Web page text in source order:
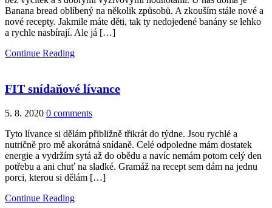
Banana bread oblíbený na několik způsobů. A zkouším stále nové a
nové recepty. Jakmile máte děti, tak ty nedojedené banány se lehko
a rychle nasbírají. Ale já […]
Continue Reading
FIT snídaňové lívance
5. 8. 2020 0 comments
Tyto lívance si dělám přibližně třikrát do týdne. Jsou rychlé a
nutričně pro mě akorátná snídaně. Celé odpoledne mám dostatek
energie a vydržím sytá až do obědu a navíc nemám potom celý den
potřebu a ani chuť na sladké. Gramáž na recept sem dám na jednu
porci, kterou si dělám […]
Continue Reading